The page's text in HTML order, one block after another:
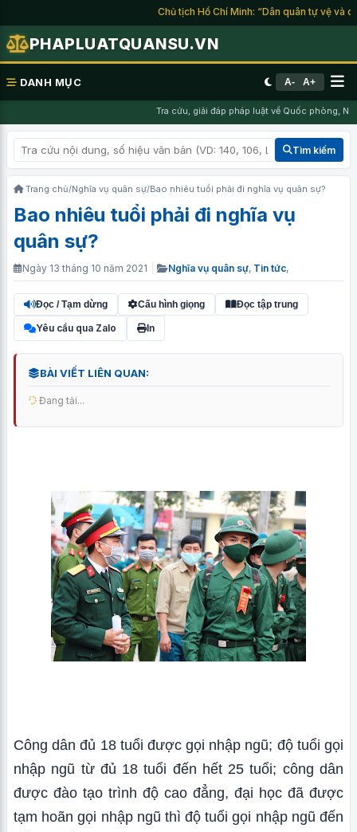
Chủ tịch Hồ Chí Minh: “Dân quân tự vệ và
PHAPLUATQUANSU.VN
DANH MỤC A- A+
Tra cứu, giải đáp pháp luật về Quốc phòng,
Tìm kiếm
Trang chủ/Nghĩa vụ quân sự/Bao nhiêu tuổi phải đi nghĩa vụ quân sự?
Bao nhiêu tuổi phải đi nghĩa vụ
quân sự?
Ngày 13 tháng 10 năm 2021 Nghĩa vụ quân sự, Tin tức,
Đọc / Tạm dừng Cấu hình giọng Đọc tập trung
Yêu cầu qua Zalo In
BÀI VIẾT LIÊN QUAN:
Đang tải...
Công dân đủ 18 tuổi được gọi nhập ngũ; độ tuổi gọi
nhập ngũ từ đủ 18 tuổi đến hết 25 tuổi; công dân
được đào tạo trình độ cao đẳng, đại học đã được
tạm hoãn gọi nhập ngũ thì độ tuổi gọi nhập ngũ đến